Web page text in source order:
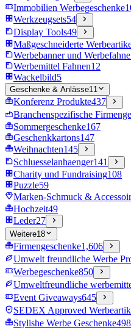
Immobilien Werbegeschenke
Werkzeugsets54
Display Tools49
Maßgeschneiderte
Werbebanner und
Werbemittel Fahnen12
Wackelbild5
Geschenke & Anlässe11
Konferenz Produkte437
Branchenspezifische
Sommergeschenke167
Geschenkkartons147
Weihnachten145
Schluesselanhaenger141
Charity und Fundraising108
Puzzle59
Marken-Schmuck &
Hochzeit49
Leder27
Weitere18
Firmengeschenke1,606
Umwelt freundliche Werbe
Werbegeschenke850
Umweltfreundliche
Event Giveaways645
SEDEX Approved
Stylishe Werbe Geschenke498